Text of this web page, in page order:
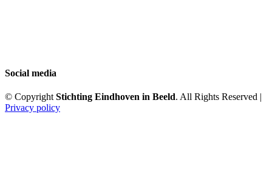
Social media
© Copyright Stichting Eindhoven in Beeld. All Rights Reserved |
Privacy policy